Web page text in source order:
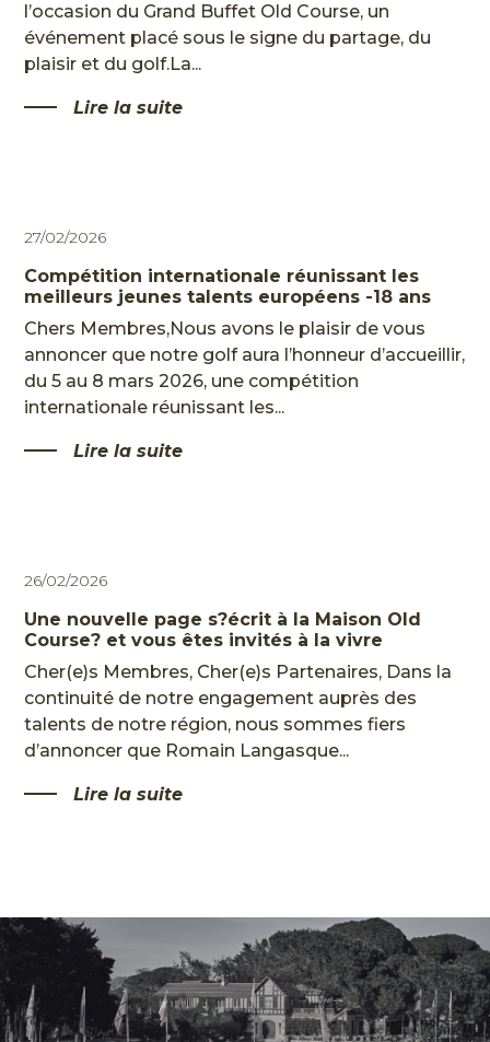
HOME
RESTAURANT & BAR
EVÈNEMENTS PRIVÉS
PARTENAIRES
LE STYLE
LES ACTUS
l’occasion du Grand Buffet Old Course, un
événement placé sous le signe du partage, du
plaisir et du golf.La...
Lire la suite
27/02/2026
Compétition internationale réunissant les
meilleurs jeunes talents européens -18 ans
Chers Membres,Nous avons le plaisir de vous
annoncer que notre golf aura l’honneur d’accueillir,
du 5 au 8 mars 2026, une compétition
internationale réunissant les...
Lire la suite
26/02/2026
Une nouvelle page s?écrit à la Maison Old
Course? et vous êtes invités à la vivre
Cher(e)s Membres, Cher(e)s Partenaires, Dans la
continuité de notre engagement auprès des
talents de notre région, nous sommes fiers
d’annoncer que Romain Langasque...
Lire la suite